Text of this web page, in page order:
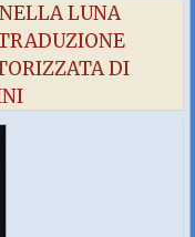
LUNA
DI